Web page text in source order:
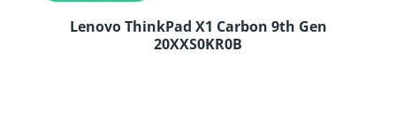
Lenovo ThinkPad X1 Carbon 9th Gen
20XXS0KR0B